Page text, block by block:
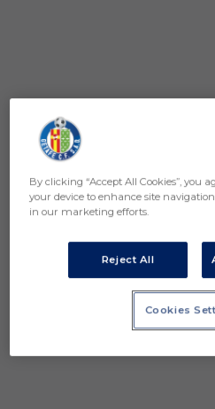
By clicking “Accept All Cookies”, you
your device to enhance site
in our marketing efforts.
Reject All
Cookies